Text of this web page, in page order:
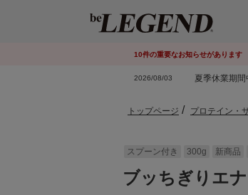
10件の重要なお知らせがあります
2026/08/03 夏季休業期
トップページ プロテイン・
スプーン付き 300g 新商品
ブッちぎりエ